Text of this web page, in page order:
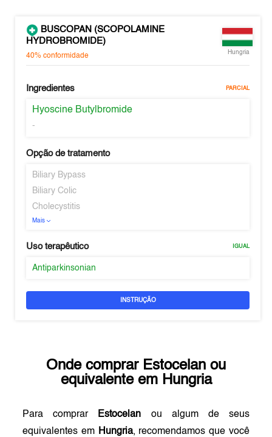
BUSCOPAN (SCOPOLAMINE
HYDROBROMIDE)
40%conformidade Hungria
Ingredientes PARCIAL
Hyoscine Butylbromide
-
Opção de tratamento
Biliary Bypass
Biliary Colic
Cholecystitis
Mais
Uso terapêutico IGUAL
Antiparkinsonian
INSTRUÇÃO
Onde comprar Estocelan ou
equivalente em Hungria
Para comprar Estocelan ou algum de seus
equivalentes em Hungria, recomendamos que você